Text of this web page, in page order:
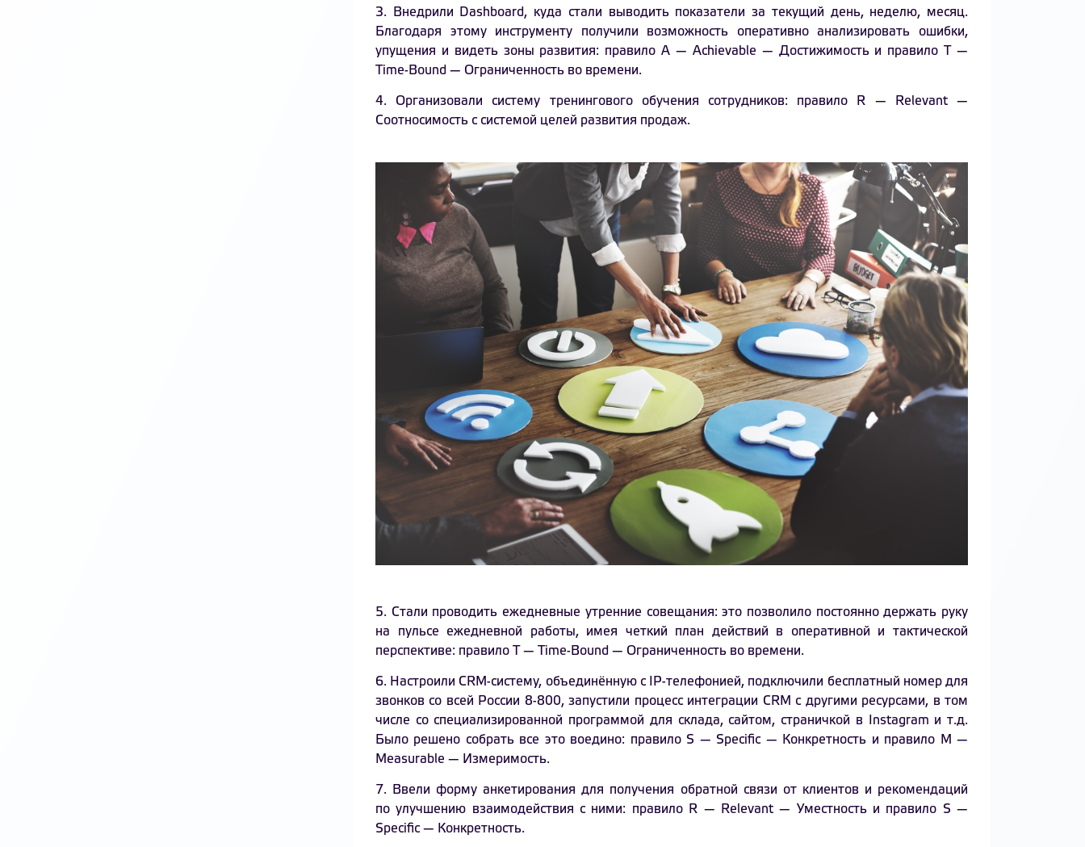
3. Внедрили Dashboard, куда стали выводить показатели за текущий день, неделю, месяц.
Благодаря этому инструменту получили возможность оперативно анализировать ошибки,
упущения и видеть зоны развития: правило A — Achievable — Достижимость и правило T —
Time-Bound — Ограниченность во времени.
4. Организовали систему тренингового обучения сотрудников: правило R — Relevant —
Соотносимость с системой целей развития продаж.
5. Стали проводить ежедневные утренние совещания: это позволило постоянно держать руку
на пульсе ежедневной работы, имея четкий план действий в оперативной и тактической
перспективе: правило T — Time-Bound — Ограниченность во времени.
6. Настроили CRM-систему, объединённую с IP-телефонией, подключили бесплатный номер для
звонков со всей России 8-800, запустили процесс интеграции CRM с другими ресурсами, в том
числе со специализированной программой для склада, сайтом, страничкой в Instagram и т.д.
Было решено собрать все это воедино: правило S — Specific — Конкретность и правило M —
Measurable — Измеримость.
7. Ввели форму анкетирования для получения обратной связи от клиентов и рекомендаций
по улучшению взаимодействия с ними: правило R — Relevant — Уместность и правило S —
Specific — Конкретность.